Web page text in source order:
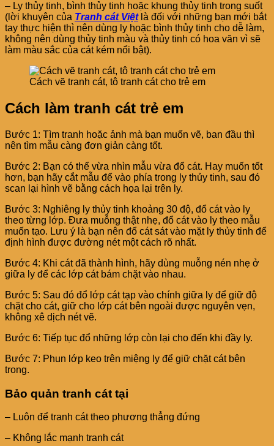
– Ly thủy tinh, bình thủy tinh hoặc khung thủy tinh trong suốt
(lời khuyên của Tranh cát Việtlà đối với những bạn mới bắt
tay thực hiện thì nên dùng ly hoặc bình thủy tinh cho dễ làm,
không nên dùng thủy tinh màu và thủy tinh có hoa văn vì sẽ
làm màu sắc của cát kém nổi bật).
Cách vẽ tranh cát, tô tranh cát cho trẻ em
Cách làm tranh cát trẻ em
Bước 1: Tìm tranh hoặc ảnh mà bạn muốn vẽ, ban đầu thì
nên tìm mẫu càng đơn giản càng tốt.
Bước 2: Bạn có thể vừa nhìn mẫu vừa đổ cát. Hay muốn tốt
hơn, bạn hãy cắt mẫu để vào phía trong ly thủy tinh, sau đó
scan lại hình vẽ bằng cách họa lại trên ly.
Bước 3: Nghiêng ly thủy tinh khoảng 30 độ, đổ cát vào ly
theo từng lớp. Đưa muỗng thật nhẹ, đổ cát vào ly theo mẫu
muốn tạo. Lưu ý là bạn nên đổ cát sát vào mặt ly thủy tinh để
định hình được đường nét một cách rõ nhất.
Bước 4: Khi cát đã thành hình, hãy dùng muỗng nén nhẹ ở
giữa ly để các lớp cát bám chặt vào nhau.
Bước 5: Sau đó đổ lớp cát tạp vào chính giữa ly để giữ độ
chặt cho cát, giữ cho lớp cát bên ngoài được nguyên vẹn,
không xê dịch nét vẽ.
Bước 6: Tiếp tục đổ những lớp còn lại cho đến khi đầy ly.
Bước 7: Phun lớp keo trên miệng ly để giữ chặt cát bên
trong.
Bảo quản tranh cát tại
– Luôn để tranh cát theo phương thẳng đứng
– Không lắc mạnh tranh cát